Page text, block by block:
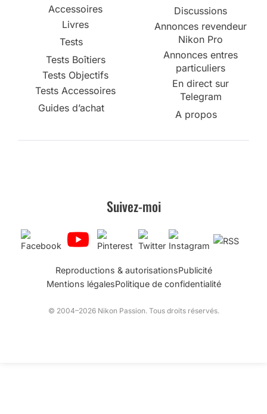
Accessoires
Livres
Tests
Tests Boîtiers
Tests Objectifs
Tests Accessoires
Guides d’achat
Discussions
Annonces revendeur
Nikon Pro
Annonces entres
particuliers
En direct sur
Telegram
A propos
Suivez-moi
Reproductions & autorisationsPublicité
Mentions légalesPolitique de confidentialité
© 2004–2026 Nikon Passion. Tous droits réservés.